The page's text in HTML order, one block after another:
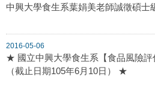
中興大學食生系葉娟美老師誠徵碩士
2016-05-06
★ 國立中興大學食生系【食品風險
（截止日期105年6月10日） ★